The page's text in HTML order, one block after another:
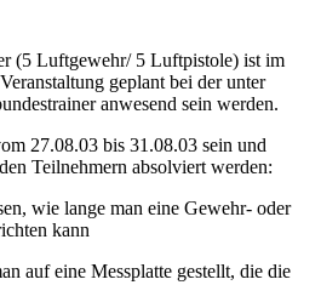
(5 Luftgewehr/ 5 Luftpistole) ist im
geplant bei der unter
anwesend sein werden.
27.08.03 bis 31.08.03 sein und
Teilnehmern absolviert werden:
wie lange man eine Gewehr- oder
kann
auf eine Messplatte gestellt, die die